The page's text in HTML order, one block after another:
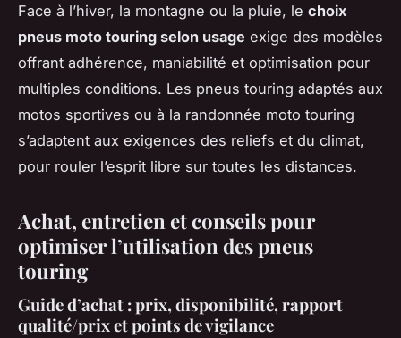
Face à l’hiver, la montagne ou la pluie, le choix
pneus moto touring selon usage exige des modèles
offrant adhérence, maniabilité et optimisation pour
multiples conditions. Les pneus touring adaptés aux
motos sportives ou à la randonnée moto touring
s’adaptent aux exigences des reliefs et du climat,
pour rouler l’esprit libre sur toutes les distances.
Achat, entretien et conseils pour
optimiser l’utilisation des pneus
touring
Guide d’achat : prix, disponibilité, rapport
qualité/prix et points de vigilance